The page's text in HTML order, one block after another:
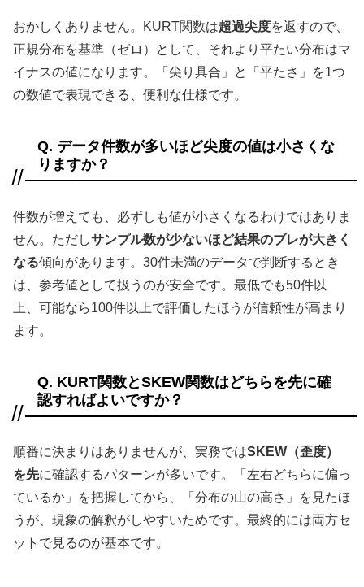
おかしくありません。KURT関数は超過尖度を返すので、
正規分布を基準（ゼロ）として、それより平たい分布はマ
イナスの値になります。「尖り具合」と「平たさ」を1つ
の数値で表現できる、便利な仕様です。
Q. データ件数が多いほど尖度の値は小さくな
りますか？
件数が増えても、必ずしも値が小さくなるわけではありま
せん。ただしサンプル数が少ないほど結果のブレが大きく
なる傾向があります。30件未満のデータで判断するとき
は、参考値として扱うのが安全です。最低でも50件以
上、可能なら100件以上で評価したほうが信頼性が高まり
ます。
Q. KURT関数とSKEW関数はどちらを先に確
認すればよいですか？
順番に決まりはありませんが、実務ではSKEW（歪度）
を先に確認するパターンが多いです。「左右どちらに偏っ
ているか」を把握してから、「分布の山の高さ」を見たほ
うが、現象の解釈がしやすいためです。最終的には両方セ
ットで見るのが基本です。